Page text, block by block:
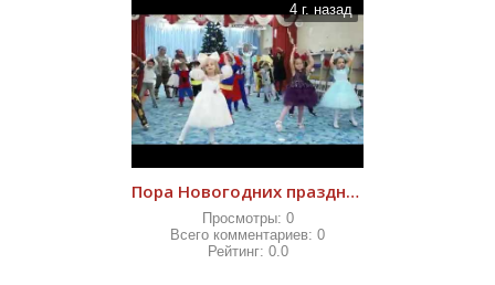
4 г. назад
Пора Новогодних праздников 2021
Просмотры: 0
Всего комментариев: 0
Рейтинг: 0.0